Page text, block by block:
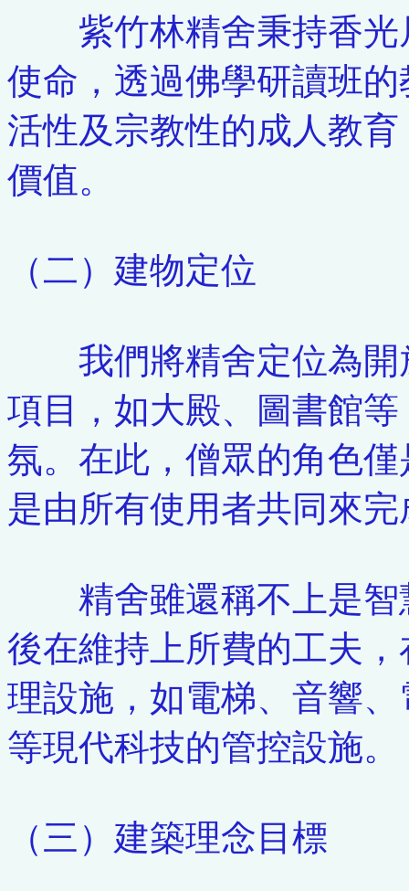
紫竹林精舍秉持香光
使命，透過佛學研讀班
活性及宗教性的成人教
價值。
（二）建物定位
我們將精舍定位為開
項目，如大殿、圖書館
氛。在此，僧眾的角色
是由所有使用者共同來完
精舍雖還稱不上是智
後在維持上所費的工夫
理設施，如電梯、音響
等現代科技的管控設施。
（三）建築理念目標